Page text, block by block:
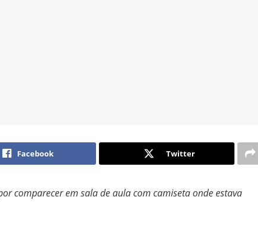
Facebook Twitter
comparecer em sala de aula com camiseta onde estava